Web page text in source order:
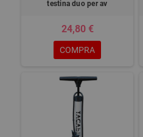
testina duo per av
24,80 €
COMPRA